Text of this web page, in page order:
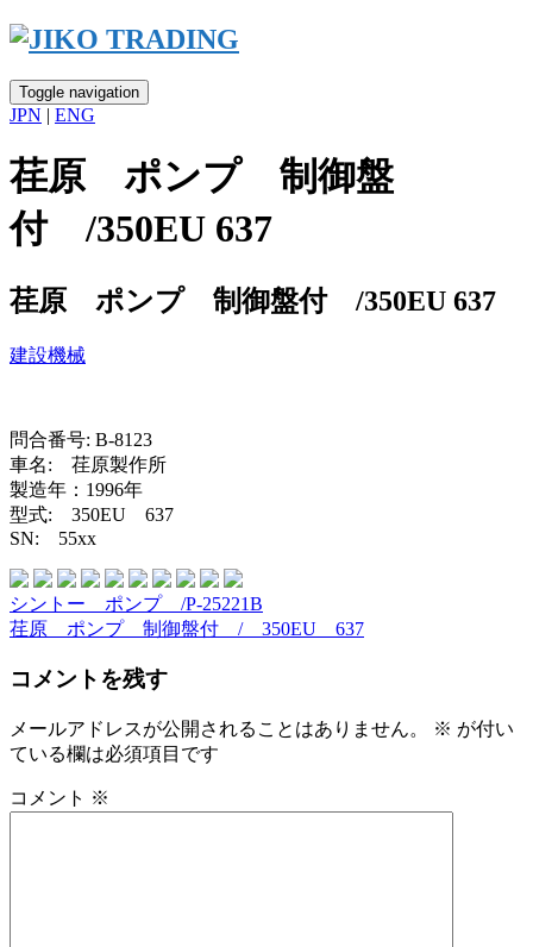
Skip
content
Toggle navigation
JPN | ENG
荏原 ポンプ 制御盤
付 /350EU 637
荏原 ポンプ 制御盤付 /350EU 637
建設機械
問合番号: B-8123
車名: 荏原製作所
製造年：1996年
型式: 350EU 637
SN: 55xx
投
稿
ナ
ビ
ゲ
ー
シントー ポンプ /P-25221B
荏原 ポンプ 制御盤付 / 350EU 637
コメントを残す
メールアドレスが公開されることはありません。 ※ が付い
ている欄は必須項目です
コメント ※